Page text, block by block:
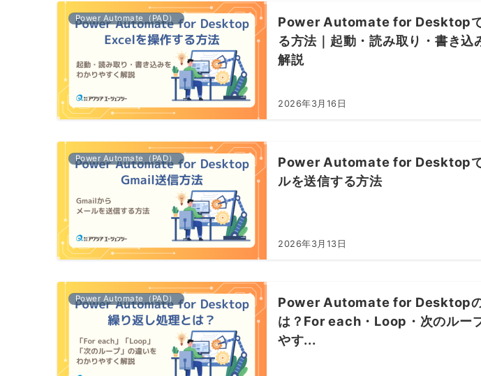
Power Automate（PAD）
Power Automate for Desktop
る方法｜起動・読み取り・書き込
解説
2026年3月16日
Power Automate（PAD）
Power Automate for Desktop
ルを送信する方法
2026年3月13日
Power Automate（PAD）
Power Automate for Desktopの
は？For each・Loop・次のルー
やす...